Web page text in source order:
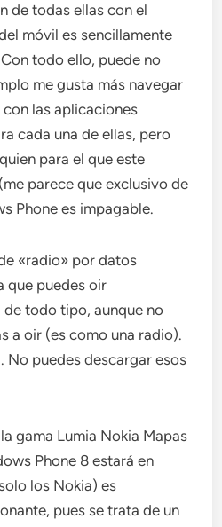
de todas ellas con el
móvil es sencillamente
todo ello, puede no
me gusta más navegar
las aplicaciones
cada una de ellas, pero
para el que este
parece que exclusivo de
Phone es impagable.
«radio» por datos
que puedes oir
todo tipo, aunque no
a oir (es como una radio).
No puedes descargar esos
gama Lumia Nokia Mapas
Phone 8 estará en
los Nokia) es
pues se trata de un